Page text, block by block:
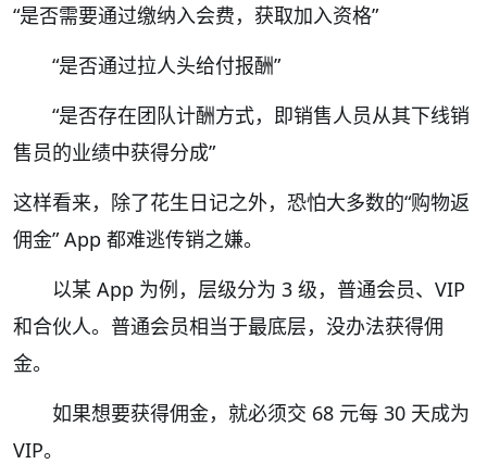
“是否需要通过缴纳入会费，获取加入资格”
“是否通过拉人头给付报酬”
“是否存在团队计酬方式，即销售人员从其下线销
售员的业绩中获得分成”
这样看来，除了花生日记之外，恐怕大多数的“购物返
佣金” App 都难逃传销之嫌。
以某 App 为例，层级分为 3 级，普通会员、VIP
和合伙人。普通会员相当于最底层，没办法获得佣
金。
如果想要获得佣金，就必须交 68 元每 30 天成为
VIP。